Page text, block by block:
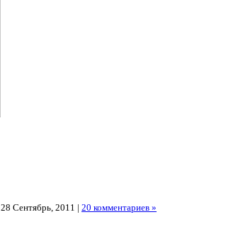
28 Сентябрь, 2011 | 20 комментариев »